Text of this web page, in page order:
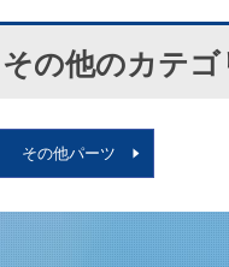
その他のカテゴ
その他パーツ